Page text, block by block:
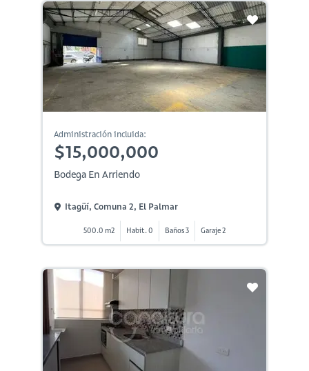
Administración incluida:
$15,000,000
Bodega En Arriendo
Itagüí, Comuna 2, El Palmar
500.0 m2 Habit. 0 Baños 3 Garaje 2